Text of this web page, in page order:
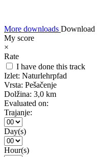
More downloads Download
My score
×
Rate
I have done this track
Izlet: Naturlehrpfad
Vrsta: Pešačenje
Dolžina: 3,0 km
Evaluated on:
Trajanje:
Day(s)
Hour(s)